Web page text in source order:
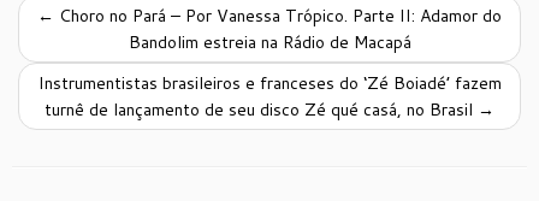
← Choro no Pará – Por Vanessa Trópico. Parte II: Adamor do
Bandolim estreia na Rádio de Macapá
Instrumentistas brasileiros e franceses do ‘Zé Boiadé’ fazem
turnê de lançamento de seu disco Zé qué casá, no Brasil →